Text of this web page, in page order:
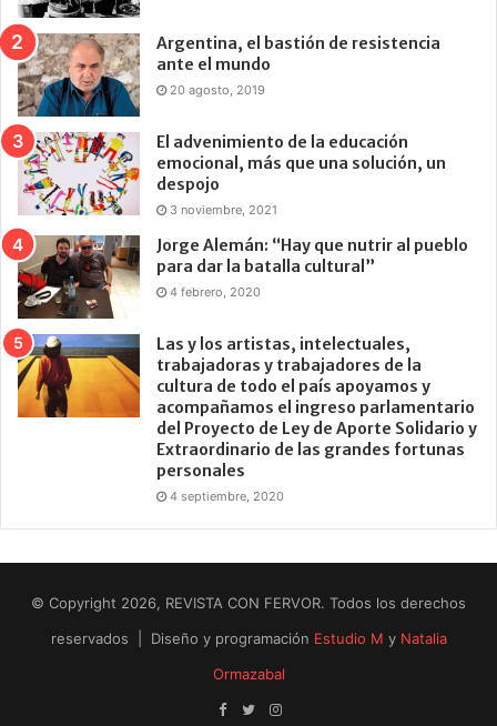
Argentina, el bastión de resistencia
ante el mundo
20 agosto, 2019
El advenimiento de la educación
emocional, más que una solución, un
despojo
3 noviembre, 2021
Jorge Alemán: “Hay que nutrir al pueblo
para dar la batalla cultural”
4 febrero, 2020
Las y los artistas, intelectuales,
trabajadoras y trabajadores de la
cultura de todo el país apoyamos y
acompañamos el ingreso parlamentario
del Proyecto de Ley de Aporte Solidario y
Extraordinario de las grandes fortunas
personales
4 septiembre, 2020
© Copyright 2026, REVISTA CON FERVOR. Todos los derechos
reservados | Diseño y programación Estudio M y Natalia
Ormazabal